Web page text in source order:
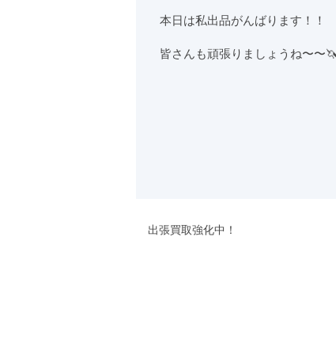
本日は私出品がんばります！！
皆さんも頑張りましょうね〜〜
出張買取強化中！